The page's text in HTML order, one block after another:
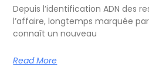
Depuis l’identification ADN des
l’affaire, longtemps marquée
connaît un nouveau
Read More